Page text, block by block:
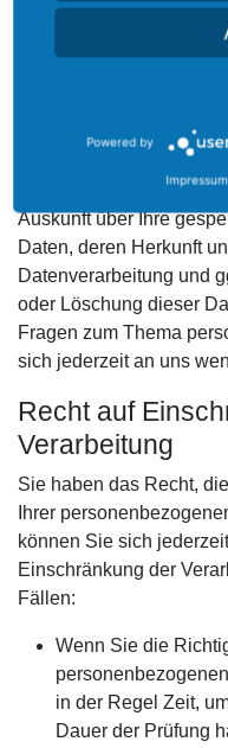
Wenn die SSL- bzw.
können die Daten, die
Auskunft,
Sie haben im Rahmen
Bestimmungen
Auskunft über Ihre
Daten, deren Herkunft
Datenverarbeitung und
oder Löschung dieser
Fragen zum Thema
sich jederzeit an uns
Recht auf
Verarbeitung
Sie haben das Recht,
Ihrer
können Sie sich
Einschränkung der
Fällen:
Wenn Sie die
in der Regel Zeit,
Dauer der Prüfung
Powered by
Impressum